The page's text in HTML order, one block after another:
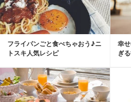
フライパンごと食べちゃおう♪ニ
トスキ人気レシピ
幸
ぎ